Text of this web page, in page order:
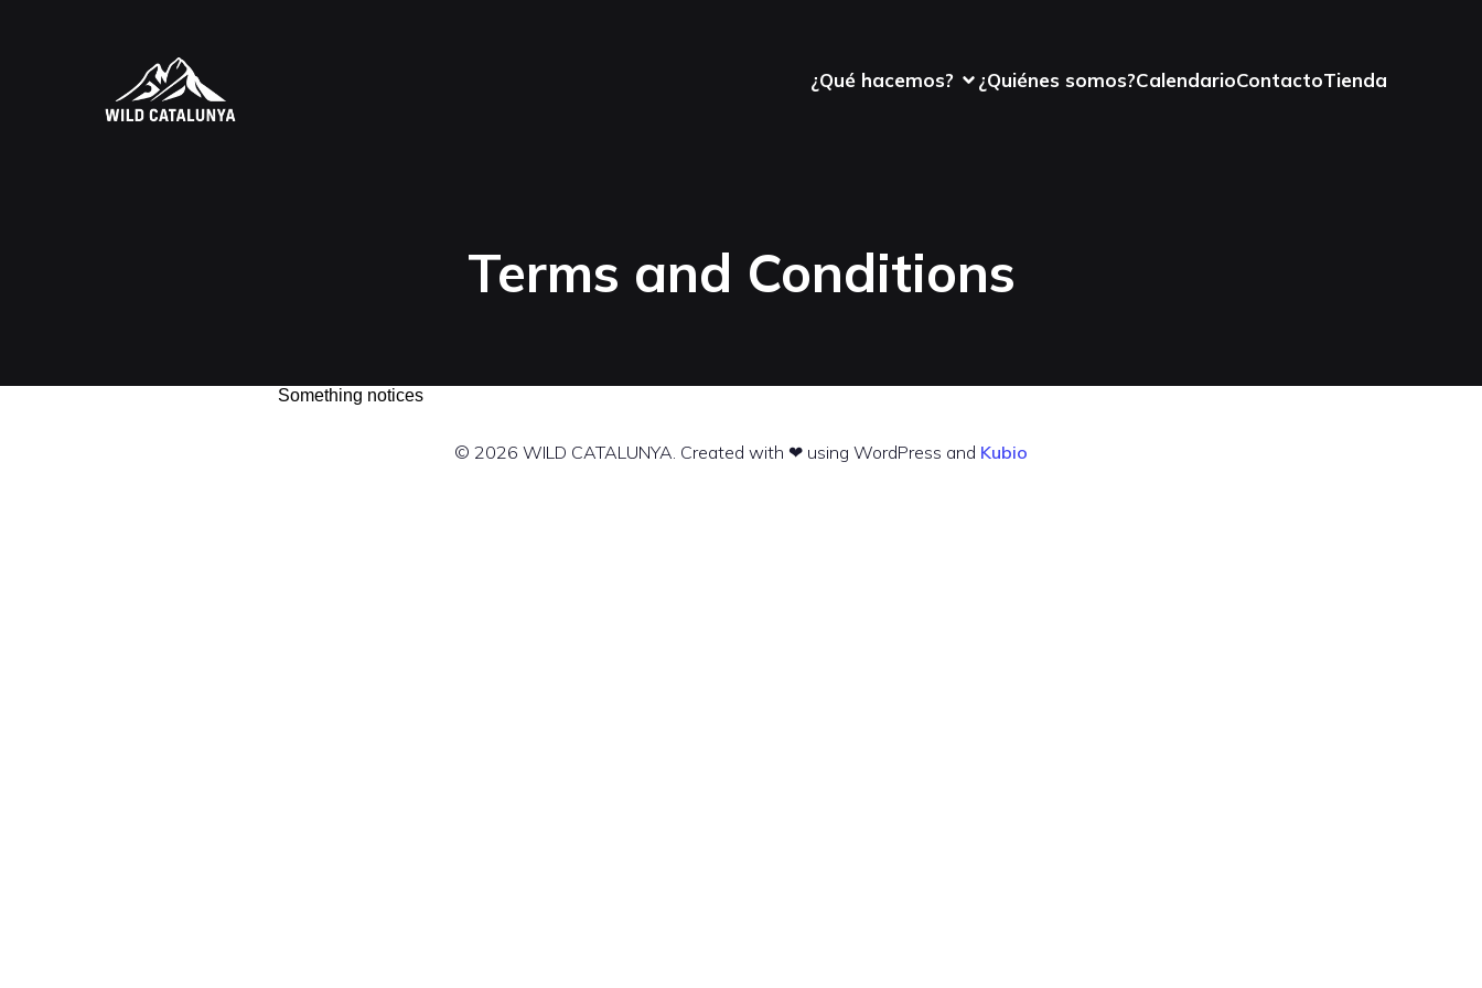
¿Qué hacemos? ¿Quiénes somos?CalendarioContactoTienda
Terms and Conditions
Something notices
© 2026 WILD CATALUNYA. Created with ❤ using WordPress and Kubio